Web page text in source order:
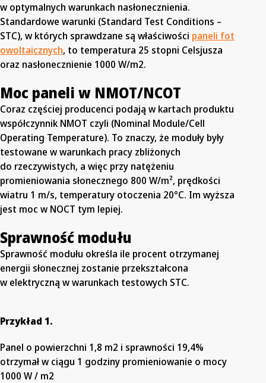
w optymalnych warunkach nasłonecznienia.
Standardowe warunki (Standard Test Conditions –
STC), w których sprawdzane są właściwości paneli fot
owoltaicznych, to temperatura 25 stopni Celsjusza
oraz nasłonecznienie 1000 W/m2.
Moc paneli w NMOT/NCOT
Coraz częściej producenci podają w kartach produktu
współczynnik NMOT czyli (Nominal Module/Cell
Operating Temperature). To znaczy, że moduły były
testowane w warunkach pracy zbliżonych
do rzeczywistych, a więc przy natężeniu
promieniowania słonecznego 800 W/m², prędkości
wiatru 1 m/s, temperatury otoczenia 20°C. Im wyższa
jest moc w NOCT tym lepiej.
Sprawność modułu
Sprawność modułu określa ile procent otrzymanej
energii słonecznej zostanie przekształcona
w elektryczną w warunkach testowych STC.
Przykład 1.
Panel o powierzchni 1,8 m2 i sprawności 19,4%
otrzymał w ciągu 1 godziny promieniowanie o mocy
1000 W / m2